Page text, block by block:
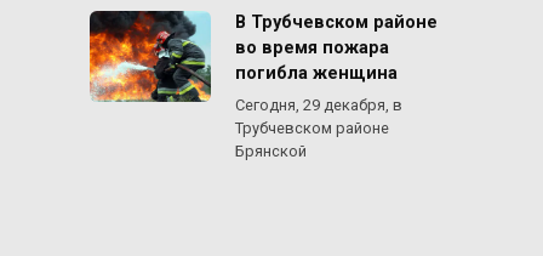
В Трубчевском районе
во время пожара
погибла женщина
Сегодня, 29 декабря, в
Трубчевском районе
Брянской